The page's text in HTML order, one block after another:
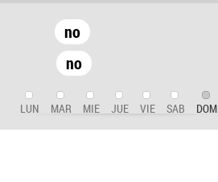
no
no
LUN MAR MIE JUE VIE SAB DOM